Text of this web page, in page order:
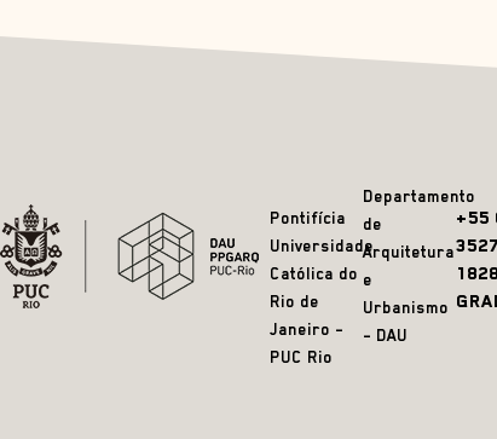
Pontifícia
Universidade
Católica do
Rio de
Janeiro –
PUC Rio
Departamento
de
Arquitetura
e
Urbanismo
– DAU
+55
1828